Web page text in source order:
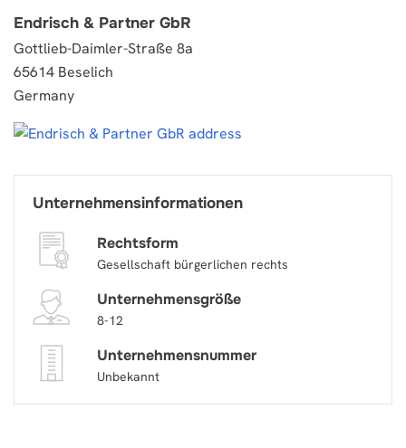
Endrisch & Partner GbR
Gottlieb-Daimler-Straße 8a
65614 Beselich
Germany
Unternehmensinformationen
Rechtsform
Gesellschaft bürgerlichen rechts
Unternehmensgröße
8-12
Unternehmensnummer
Unbekannt